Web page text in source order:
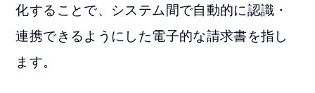
化することで、システム間で自動的に認識・
連携できるようにした電子的な請求書を指し
ます。